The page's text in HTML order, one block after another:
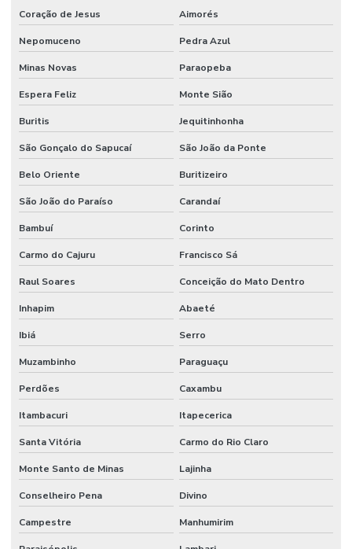
Coração de Jesus Aimorés
Nepomuceno Pedra Azul
Minas Novas Paraopeba
Espera Feliz Monte Sião
Buritis Jequitinhonha
São Gonçalo do Sapucaí São João da Ponte
Belo Oriente Buritizeiro
São João do Paraíso Carandaí
Bambuí Corinto
Carmo do Cajuru Francisco Sá
Raul Soares Conceição do Mato Dentro
Inhapim Abaeté
Ibiá Serro
Muzambinho Paraguaçu
Perdões Caxambu
Itambacuri Itapecerica
Santa Vitória Carmo do Rio Claro
Monte Santo de Minas Lajinha
Conselheiro Pena Divino
Campestre Manhumirim